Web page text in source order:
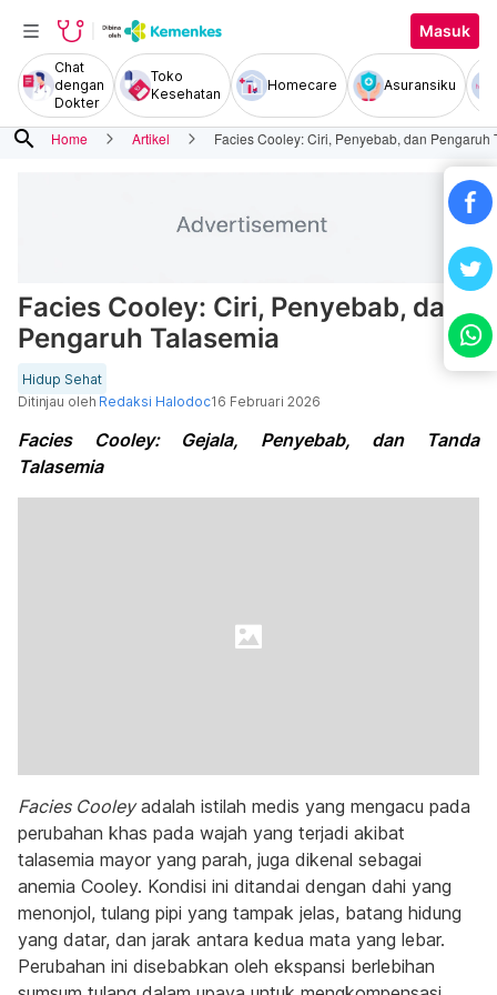
Masuk
Chat
dengan
Dokter
Toko
Kesehatan
Homecare Asuransiku
search Home Artikel Facies Cooley: Ciri, Penyebab, dan Pengaruh
Facies Cooley: Ciri, Penyebab, dan
Pengaruh Talasemia
Hidup Sehat
Ditinjau oleh Redaksi Halodoc16 Februari 2026
Facies Cooley: Gejala, Penyebab, dan Tanda
Talasemia
Facies Cooleyadalah istilah medis yang mengacu pada
perubahan khas pada wajah yang terjadi akibat
talasemia mayor yang parah, juga dikenal sebagai
anemia Cooley. Kondisi ini ditandai dengan dahi yang
menonjol, tulang pipi yang tampak jelas, batang hidung
yang datar, dan jarak antara kedua mata yang lebar.
Perubahan ini disebabkan oleh ekspansi berlebihan